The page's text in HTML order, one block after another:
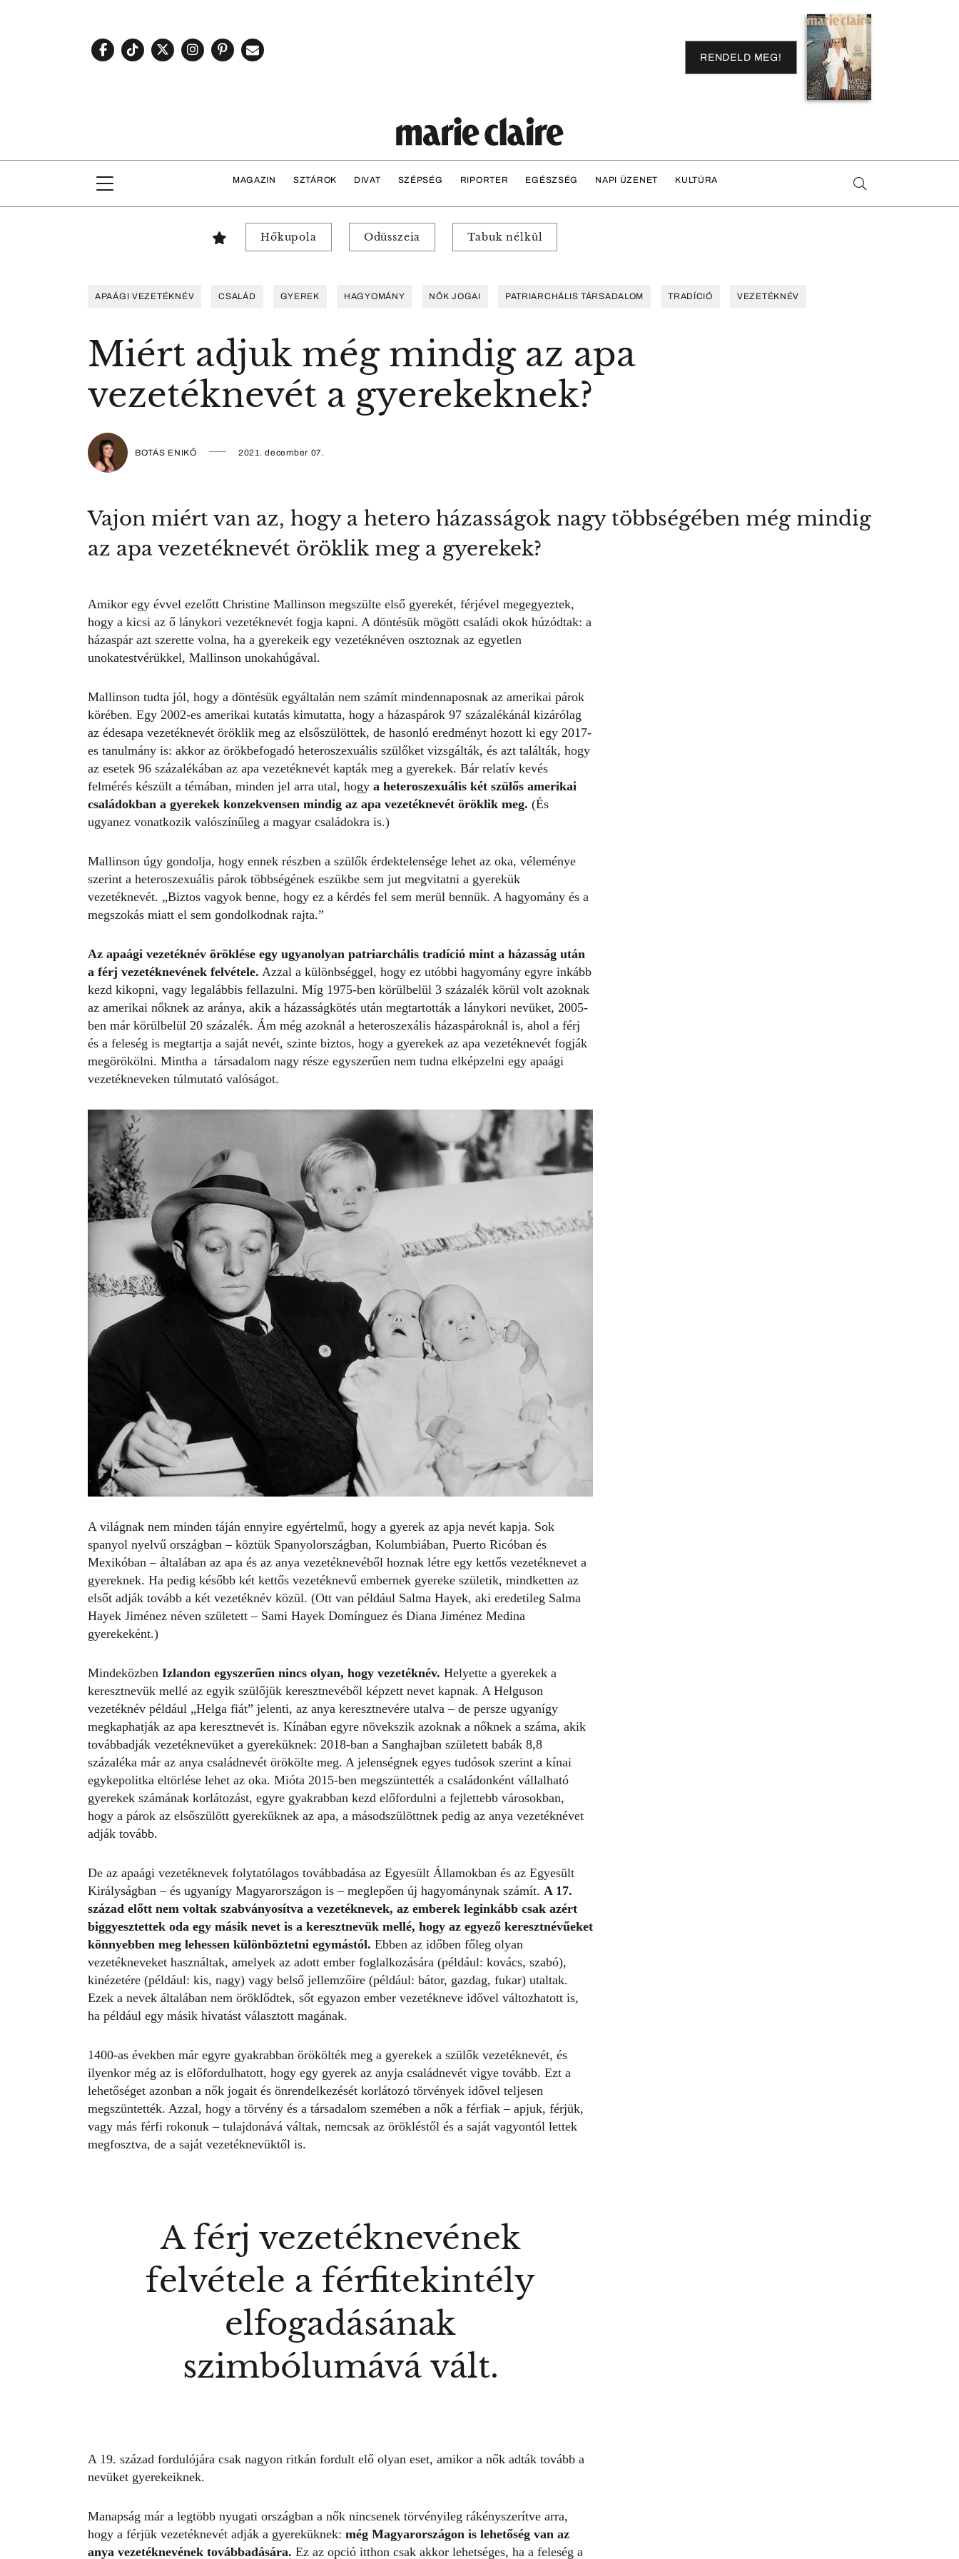
RENDELD MEG!
MAGAZIN SZTÁROK DIVAT SZÉPSÉG RIPORTER EGÉSZSÉG NAPI ÜZENET KULTÚRA
Hőkupola Odüsszeia Tabuk nélkül
APAÁGI VEZETÉKNÉV CSALÁD GYEREK HAGYOMÁNY NŐK JOGAI PATRIARCHÁLIS TÁRSADALOM TRADÍCIÓ VEZETÉKNÉV
Miért adjuk még mindig az apa
vezetéknevét a gyerekeknek?
BOTÁS ENIKŐ 2021. december 07.
Vajon miért van az, hogy a hetero házasságok nagy többségében még mindig
az apa vezetéknevét öröklik meg a gyerekek?
Amikor egy évvel ezelőtt Christine Mallinson megszülte első gyerekét, férjével megegyeztek,
hogy a kicsi az ő lánykori vezetéknevét fogja kapni. A döntésük mögött családi okok húzódtak: a
házaspár azt szerette volna, ha a gyerekeik egy vezetéknéven osztoznak az egyetlen
unokatestvérükkel, Mallinson unokahúgával.
Mallinson tudta jól, hogy a döntésük egyáltalán nem számít mindennaposnak az amerikai párok
körében. Egy 2002-es amerikai kutatás kimutatta, hogy a házaspárok 97 százalékánál kizárólag
az édesapa vezetéknevét öröklik meg az elsőszülöttek, de hasonló eredményt hozott ki egy 2017-
es tanulmány is: akkor az örökbefogadó heteroszexuális szülőket vizsgálták, és azt találták, hogy
az esetek 96 százalékában az apa vezetéknevét kapták meg a gyerekek. Bár relatív kevés
felmérés készült a témában, minden jel arra utal, hogy a heteroszexuális két szülős amerikai
családokban a gyerekek konzekvensen mindig az apa vezetéknevét öröklik meg. (És
ugyanez vonatkozik valószínűleg a magyar családokra is.)
Mallinson úgy gondolja, hogy ennek részben a szülők érdektelensége lehet az oka, véleménye
szerint a heteroszexuális párok többségének eszükbe sem jut megvitatni a gyerekük
vezetéknevét. „Biztos vagyok benne, hogy ez a kérdés fel sem merül bennük. A hagyomány és a
megszokás miatt el sem gondolkodnak rajta.”
Az apaági vezetéknév öröklése egy ugyanolyan patriarchális tradíció mint a házasság után
a férj vezetéknevének felvétele. Azzal a különbséggel, hogy ez utóbbi hagyomány egyre inkább
kezd kikopni, vagy legalábbis fellazulni. Míg 1975-ben körülbelül 3 százalék körül volt azoknak
az amerikai nőknek az aránya, akik a házasságkötés után megtartották a lánykori nevüket, 2005-
ben már körülbelül 20 százalék. Ám még azoknál a heteroszexális házaspároknál is, ahol a férj
és a feleség is megtartja a saját nevét, szinte biztos, hogy a gyerekek az apa vezetéknevét fogják
megörökölni. Mintha a társadalom nagy része egyszerűen nem tudna elképzelni egy apaági
vezetékneveken túlmutató valóságot.
A világnak nem minden táján ennyire egyértelmű, hogy a gyerek az apja nevét kapja. Sok
spanyol nyelvű országban – köztük Spanyolországban, Kolumbiában, Puerto Ricóban és
Mexikóban – általában az apa és az anya vezetéknevéből hoznak létre egy kettős vezetéknevet a
gyereknek. Ha pedig később két kettős vezetéknevű embernek gyereke születik, mindketten az
elsőt adják tovább a két vezetéknév közül. (Ott van például Salma Hayek, aki eredetileg Salma
Hayek Jiménez néven született – Sami Hayek Domínguez és Diana Jiménez Medina
gyerekeként.)
Mindeközben Izlandon egyszerűen nincs olyan, hogy vezetéknév. Helyette a gyerekek a
keresztnevük mellé az egyik szülőjük keresztnevéből képzett nevet kapnak. A Helguson
vezetéknév például „Helga fiát” jelenti, az anya keresztnevére utalva – de persze ugyanígy
megkaphatják az apa keresztnevét is. Kínában egyre növekszik azoknak a nőknek a száma, akik
továbbadják vezetéknevüket a gyereküknek: 2018-ban a Sanghajban született babák 8,8
százaléka már az anya családnevét örökölte meg. A jelenségnek egyes tudósok szerint a kínai
egykepolitka eltörlése lehet az oka. Mióta 2015-ben megszüntették a családonként vállalható
gyerekek számának korlátozást, egyre gyakrabban kezd előfordulni a fejlettebb városokban,
hogy a párok az elsőszülött gyereküknek az apa, a másodszülöttnek pedig az anya vezetéknévet
adják tovább.
De az apaági vezetéknevek folytatólagos továbbadása az Egyesült Államokban és az Egyesült
Királyságban – és ugyanígy Magyarországon is – meglepően új hagyománynak számít. A 17.
század előtt nem voltak szabványosítva a vezetéknevek, az emberek leginkább csak azért
biggyesztettek oda egy másik nevet is a keresztnevük mellé, hogy az egyező keresztnévűeket
könnyebben meg lehessen különböztetni egymástól. Ebben az időben főleg olyan
vezetékneveket használtak, amelyek az adott ember foglalkozására (például: kovács, szabó),
kinézetére (például: kis, nagy) vagy belső jellemzőire (például: bátor, gazdag, fukar) utaltak.
Ezek a nevek általában nem öröklődtek, sőt egyazon ember vezetékneve idővel változhatott is,
ha például egy másik hivatást választott magának.
1400-as években már egyre gyakrabban örökölték meg a gyerekek a szülők vezetéknevét, és
ilyenkor még az is előfordulhatott, hogy egy gyerek az anyja családnevét vigye tovább. Ezt a
lehetőséget azonban a nők jogait és önrendelkezését korlátozó törvények idővel teljesen
megszüntették. Azzal, hogy a törvény és a társadalom szemében a nők a férfiak – apjuk, férjük,
vagy más férfi rokonuk – tulajdonává váltak, nemcsak az örökléstől és a saját vagyontól lettek
megfosztva, de a saját vezetéknevüktől is.
A férj vezetéknevének
felvétele a férfitekintély
elfogadásának
szimbólumává vált.
A 19. század fordulójára csak nagyon ritkán fordult elő olyan eset, amikor a nők adták tovább a
nevüket gyerekeiknek.
Manapság már a legtöbb nyugati országban a nők nincsenek törvényileg rákényszerítve arra,
hogy a férjük vezetéknevét adják a gyereküknek: még Magyarországon is lehetőség van az
anya vezetéknevének továbbadására. Ez az opció itthon csak akkor lehetséges, ha a feleség a